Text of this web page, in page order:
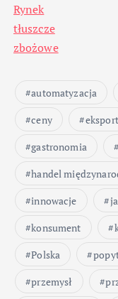
Rynek
tłuszcze
zbożowe
automatyzacja
ceny
eksport
gastronomia
handel
innowacje
konsument
Polska
przemysł